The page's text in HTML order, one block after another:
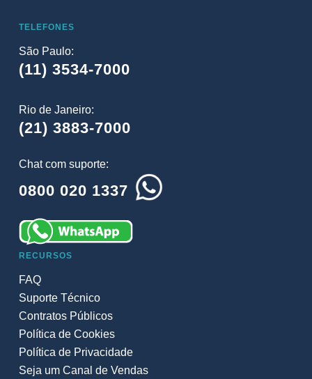
TELEFONES
São Paulo:
(11) 3534-7000
Rio de Janeiro:
(21) 3883-7000
Chat com suporte:
0800 020 1337
RECURSOS
FAQ
Suporte Técnico
Contratos Públicos
Política de Cookies
Política de Privacidade
Seja um Canal de Vendas